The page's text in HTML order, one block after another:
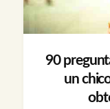
90
un